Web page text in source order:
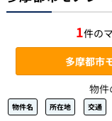
1件の
多摩都市
物件
物件名 所在地 交通